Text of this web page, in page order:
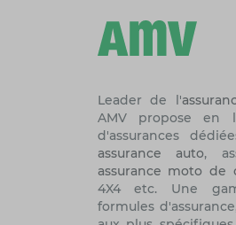
Leader de l'
AMV propose en
d'assurances
assurance auto,
assurance moto de
4X4 etc. Une
formules